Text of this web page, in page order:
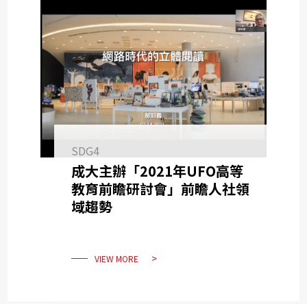
SDG4
成大主辦「2021年UFO高等
教育前瞻研討會」前瞻人社領
域趨勢
VIEW MORE